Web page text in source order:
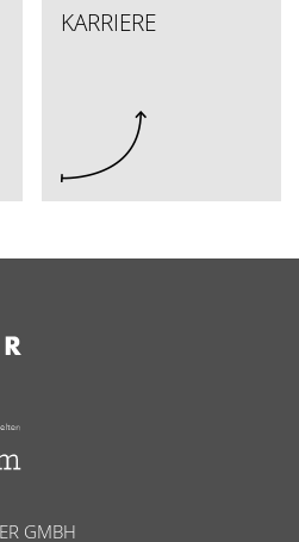
KARRIERE
GMBH